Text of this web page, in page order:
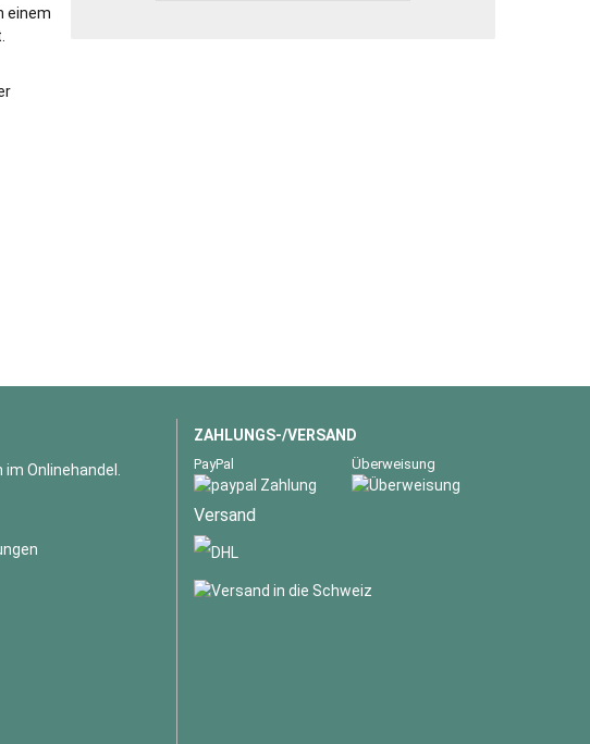
einem
im Onlinehandel.
ZAHLUNGS-/VERSAND
PayPal Überweisung
Versand